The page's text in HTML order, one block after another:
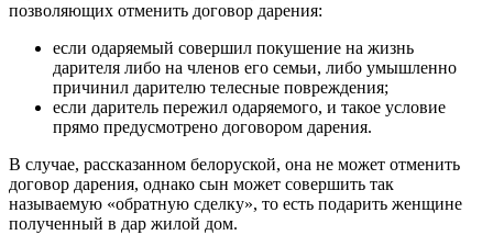
позволяющих отменить договор дарения:
если одаряемый совершил покушение на жизнь
дарителя либо на членов его семьи, либо умышленно
причинил дарителю телесные повреждения;
если даритель пережил одаряемого, и такое условие
прямо предусмотрено договором дарения.
В случае, рассказанном белоруской, она не может отменить
договор дарения, однако сын может совершить так
называемую «обратную сделку», то есть подарить женщине
полученный в дар жилой дом.